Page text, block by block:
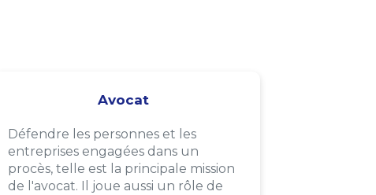
Avocat
Défendre les personnes et les
entreprises engagées dans un
procès, telle est la principale mission
de l'avocat. Il joue aussi un rôle de